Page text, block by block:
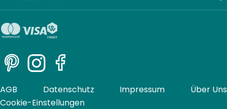
PinterestInstagramFacebook
AGB Datenschutz Impressum
Über Uns
Cookie-Einstellungen